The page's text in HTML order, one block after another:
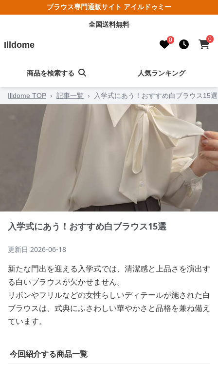
ブラウス専門通販サイト アイルドゥミー
全国送料無料
Illdome 0 0
商品を検索する 人気ランキング
Illdome TOP › 記事一覧 › 入学式にあう！おすすめ白ブラウス15選
入学式にあう！おすすめ白ブラウス15選
更新日 2026-06-18
新たな門出を迎える入学式では、清潔感と上品さを演出す
る白いブラウスが欠かせません。
リボンやフリルなどの女性らしいディテールが施された白
ブラウスは、式典にふさわしい華やかさと品格を兼ね備え
ています。
今回紹介する商品一覧